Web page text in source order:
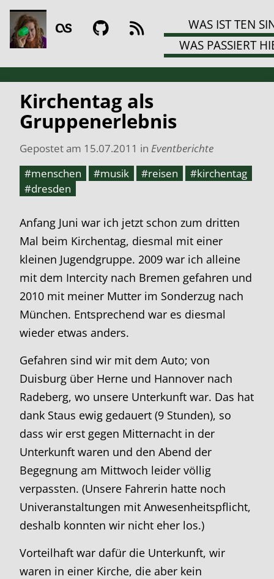
WAS IST TEN
WAS PASSIERT
Kirchentag als
Gruppenerlebnis
Gepostet am 15.07.2011 in Eventberichte
#menschen
#musik #reisen
#kirchentag
#dresden
Anfang Juni war ich jetzt schon zum dritten
Mal beim Kirchentag, diesmal mit einer
kleinen Jugendgruppe. 2009 war ich alleine
mit dem Intercity nach Bremen gefahren und
2010 mit meiner Mutter im Sonderzug nach
München. Entsprechend war es diesmal
wieder etwas anders.
Gefahren sind wir mit dem Auto; von
Duisburg über Herne und Hannover nach
Radeberg, wo unsere Unterkunft war. Das hat
dank Staus ewig gedauert (9 Stunden), so
dass wir erst gegen Mitternacht in der
Unterkunft waren und den Abend der
Begegnung am Mittwoch leider völlig
verpassten. (Unsere Fahrerin hatte noch
Univeranstaltungen mit Anwesenheitspflicht,
deshalb konnten wir nicht eher los.)
Vorteilhaft war dafür die Unterkunft, wir
waren in einer Kirche, die aber kein